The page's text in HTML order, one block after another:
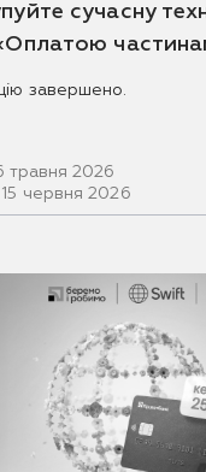
сучасну
завершено.
травня 2026
червня 2026